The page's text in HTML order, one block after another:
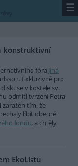
☰
konstruktivní
fóra Jiná
Exkluzivně pro
v kostele sv.
odmítl tvrzení Petra
zaražen tím, že
líbit obecné
fondu, a chtěly
EkoListu